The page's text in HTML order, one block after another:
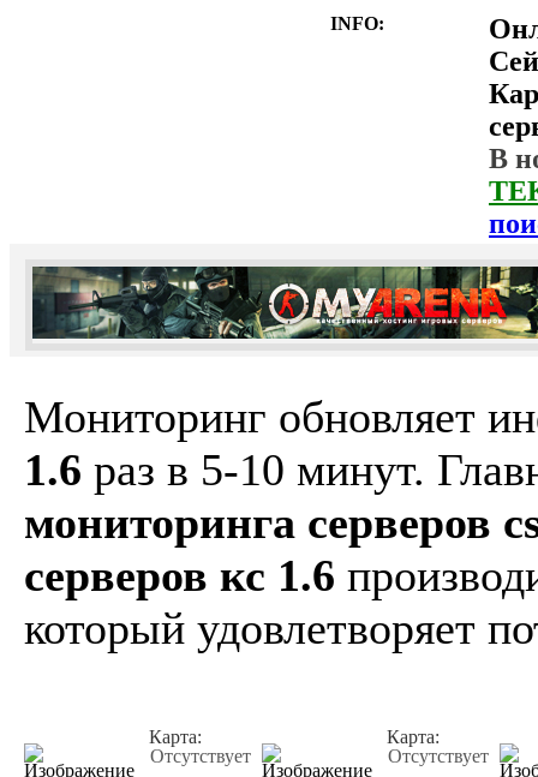
INFO:
В
Мониторинг обновляет
1.6 раз в 5-10 минут.
мониторинга серверов
серверов кс 1.6
который удовлетворяет
Карта:
Отсутствует
Карта:
Отсутствует